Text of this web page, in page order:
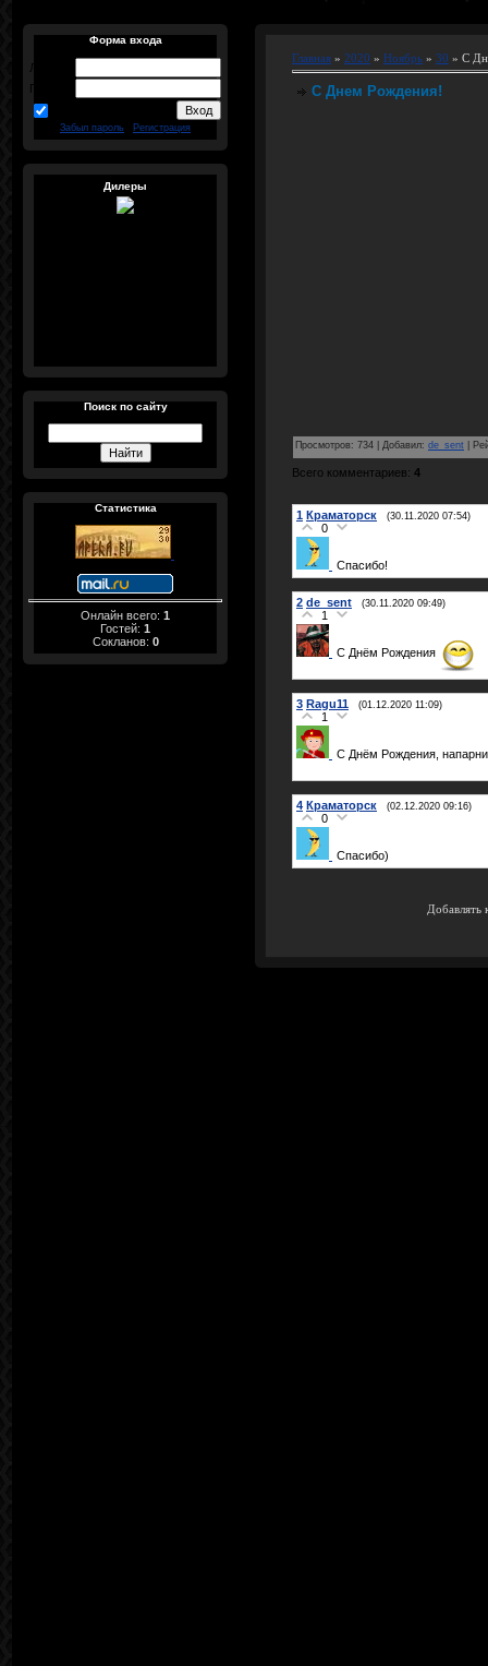
Форма входа
Логин:
Пароль:
Забыл пароль Регистрация
Дилеры
Поиск по сайту
Статистика
Онлайн всего: 1
Гостей: 1
Сокланов: 0
Главная » 2020 » Ноябрь » 30 » С
С Днем Рождения!
Просмотров: 734 Добавил: de_sent
Всего комментариев: 4
1 Краматорск (30.11.2020 07:54)
0
Спасибо!
2 de_sent (30.11.2020 09:49)
1
С Днём Рождения
3 Ragu11 (01.12.2020 11:09)
1
С Днём Рождения,
4 Краматорск (02.12.2020 09:16)
0
Спасибо)
Добавлять